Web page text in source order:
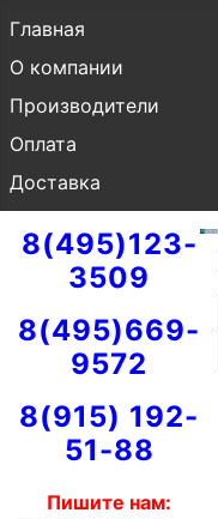
Главная
О компании
Производители
Оплата
Доставка
8(495)123-
3509
8(495)669-
9572
8(915) 192-
51-88
Пишите нам: